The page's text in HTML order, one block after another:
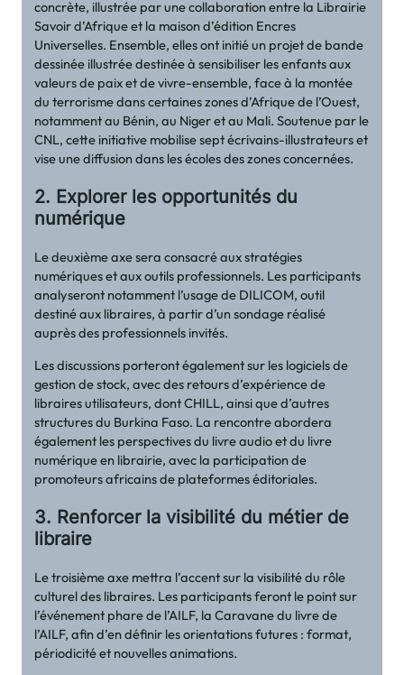
concrète, illustrée par une collaboration entre la Librairie
Savoir d’Afrique et la maison d’édition Encres
Universelles. Ensemble, elles ont initié un projet de bande
dessinée illustrée destinée à sensibiliser les enfants aux
valeurs de paix et de vivre-ensemble, face à la montée
du terrorisme dans certaines zones d’Afrique de l’Ouest,
notamment au Bénin, au Niger et au Mali. Soutenue par le
CNL, cette initiative mobilise sept écrivains-illustrateurs et
vise une diffusion dans les écoles des zones concernées.
2. Explorer les opportunités du
numérique
Le deuxième axe sera consacré aux stratégies
numériques et aux outils professionnels. Les participants
analyseront notamment l’usage de DILICOM, outil
destiné aux libraires, à partir d’un sondage réalisé
auprès des professionnels invités.
Les discussions porteront également sur les logiciels de
gestion de stock, avec des retours d’expérience de
libraires utilisateurs, dont CHILL, ainsi que d’autres
structures du Burkina Faso. La rencontre abordera
également les perspectives du livre audio et du livre
numérique en librairie, avec la participation de
promoteurs africains de plateformes éditoriales.
3. Renforcer la visibilité du métier de
libraire
Le troisième axe mettra l’accent sur la visibilité du rôle
culturel des libraires. Les participants feront le point sur
l’événement phare de l’AILF, la Caravane du livre de
l’AILF, afin d’en définir les orientations futures : format,
périodicité et nouvelles animations.